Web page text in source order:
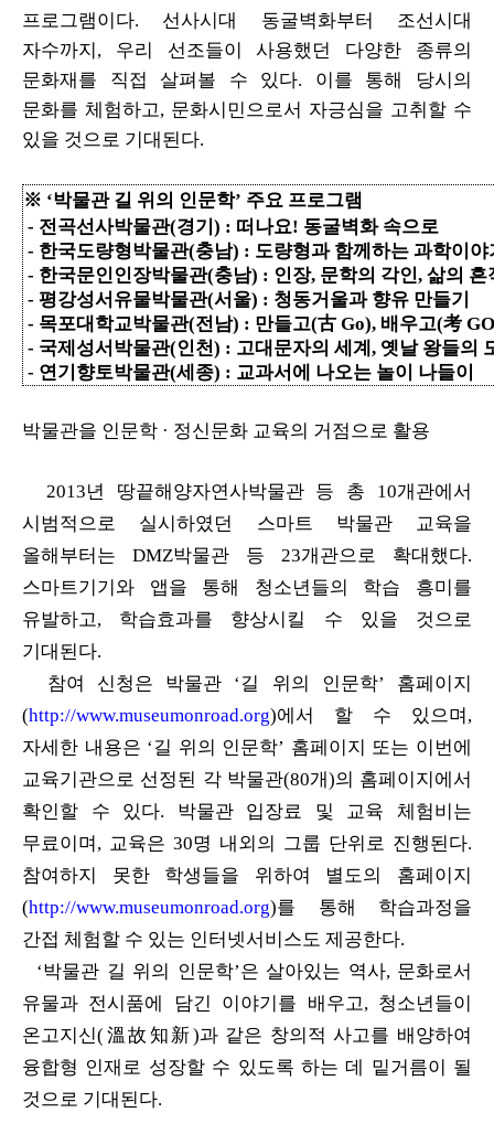
프로그램이다.
선사시대 동굴벽화부터 조선시대
자수까지, 우리 선조들이 사용했던 다양한
종류의
문화재를 직접 살펴볼 수 있다. 이를 통해 당시의
문화를 체험하고, 문화시민으로서 자긍심을 고취할 수
있을 것으로 기대된다.
※ ‘박물관 길 위의 인문학’ 주요 프로그램
- 전곡선사박물관(경기) : 떠나요! 동굴벽화 속으로
- 한국도량형박물관(충남) : 도량형과 함께하는 과학이야
- 한국문인인장박물관(충남) : 인장, 문학의 각인, 삶의 흔
- 평강성서유물박물관(서울) : 청동거울과 향유 만들기
- 목포대학교박물관(전남) : 만들고(古 Go), 배우고(考
- 국제성서박물관(인천) : 고대문자의 세계, 옛날 왕들의
- 연기향토박물관(세종) : 교과서에 나오는 놀이 나들이
박물관을 인문학 · 정신문화 교육의 거점으로 활용
2013년 땅끝해양자연사박물관 등 총 10개관에서
시범적으로 실시하였던 스마트
박물관 교육을
올해부터는 DMZ박물관 등 23개관으로 확대했다.
스마트기기와 앱을 통해 청소년들의 학습 흥미를
유발하고, 학습효과를 향상시킬 수 있을 것으로
기대된다.
참여 신청은 박물관 ‘길 위의 인문학’ 홈페이지
(http://www.museumonroad.org)에서 할 수 있으며,
자세한 내용은 ‘길 위의 인문학’ 홈페이지 또는 이번에
교육기관으로 선정된 각 박물관(80개)의 홈페이지에서
확인할 수 있다. 박물관 입장료
및 교육 체험비는
무료이며, 교육은 30명 내외의 그룹 단위로 진행된다.
참여하지
못한 학생들을 위하여 별도의 홈페이지
(http://www.museumonroad.org)를 통해 학습과정을
간접 체험할 수 있는 인터넷서비스도 제공한다.
‘박물관 길 위의 인문학’은 살아있는 역사, 문화로서
유물과 전시품에 담긴
이야기를 배우고, 청소년들이
온고지신(溫故知新)과 같은 창의적 사고를 배양하여
융합형 인재로 성장할 수 있도록 하는 데 밑거름이 될
것으로 기대된다.